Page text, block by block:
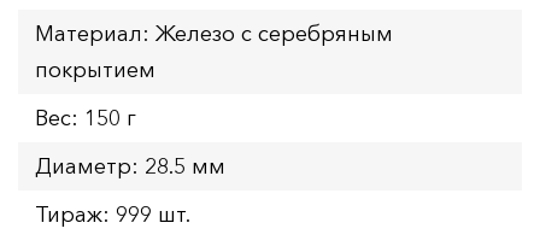
Материал: Железо с серебряным
покрытием
Вес: 150 г
Диаметр: 28.5 мм
Тираж: 999 шт.